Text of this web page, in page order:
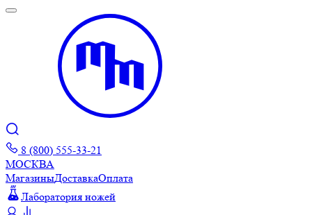
8 (800) 555-33-21
МОСКВА
МагазиныДоставкаОплата
Лаборатория ножей